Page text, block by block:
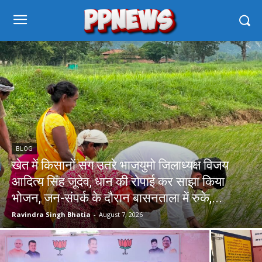
BLOG
खेत में किसानों संग उतरे भाजयुमो जिलाध्यक्ष विजय
आदित्य सिंह जूदेव, धान की रोपाई कर साझा किया
भोजन, जन-संपर्क के दौरान बासनताला में रुके,...
Ravindra Singh Bhatia - August 7, 2026